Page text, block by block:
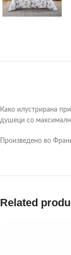
Како илустрирана
душеци со
Произведено во
Related